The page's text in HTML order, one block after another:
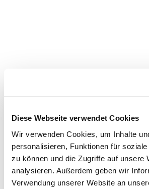
Diese Webseite verwendet Cookies
Wir verwenden Cookies, um Inhalte
personalisieren, Funktionen für
zu können und die Zugriffe auf unsere
analysieren. Außerdem geben wir
Verwendung unserer Website an